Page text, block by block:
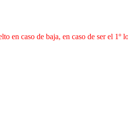
en caso de baja, en caso de ser el 1º